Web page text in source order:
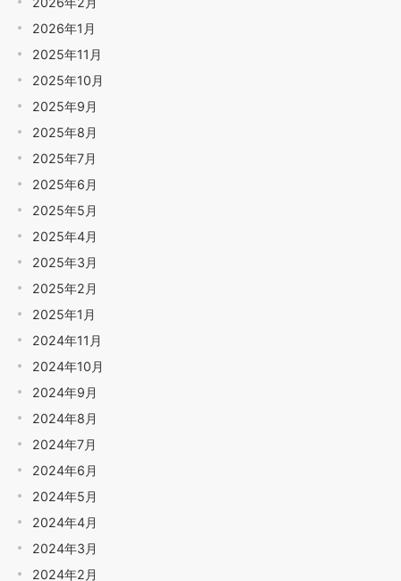
2026年1月
2025年11月
2025年10月
2025年9月
2025年8月
2025年7月
2025年6月
2025年5月
2025年4月
2025年3月
2025年2月
2025年1月
2024年11月
2024年10月
2024年9月
2024年8月
2024年7月
2024年6月
2024年5月
2024年4月
2024年3月
2024年2月